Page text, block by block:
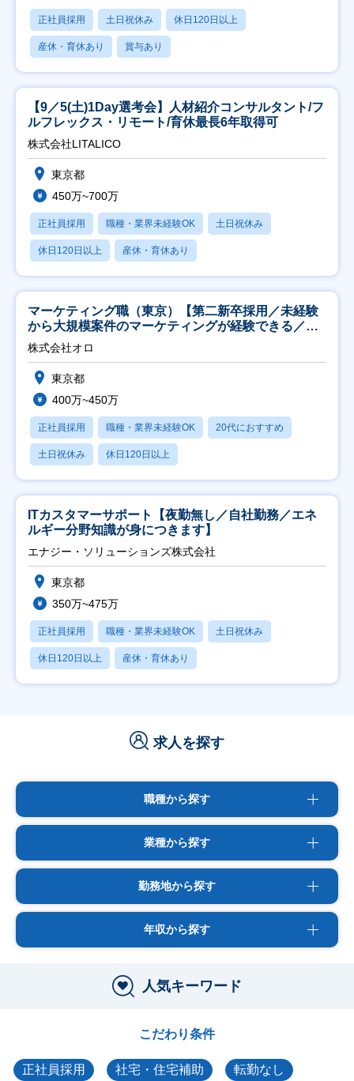
正社員採用 土日祝休み 休日120日以上
産休・育休あり 賞与あり
【9／5(土)1Day選考会】人材紹介コンサルタント/フ
ルフレックス・リモート/育休最長6年取得可
株式会社LITALICO
東京都
450万~700万
正社員採用 職種・業界未経験OK 土日祝休み
休日120日以上 産休・育休あり
マーケティング職（東京）【第二新卒採用／未経験
から大規模案件のマーケティングが経験できる／研
修充実】
株式会社オロ
東京都
400万~450万
正社員採用 職種・業界未経験OK 20代におすすめ
土日祝休み 休日120日以上
ITカスタマーサポート【夜勤無し／自社勤務／エネ
ルギー分野知識が身につきます】
エナジー・ソリューションズ株式会社
東京都
350万~475万
正社員採用 職種・業界未経験OK 土日祝休み
休日120日以上 産休・育休あり
求人を探す
職種から探す
業種から探す
勤務地から探す
年収から探す
人気キーワード
こだわり条件
正社員採用 社宅・住宅補助 転勤なし